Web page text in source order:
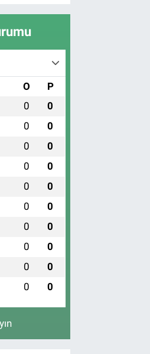
O P
0 0
0 0
0 0
0 0
0 0
0 0
0 0
0 0
0 0
0 0